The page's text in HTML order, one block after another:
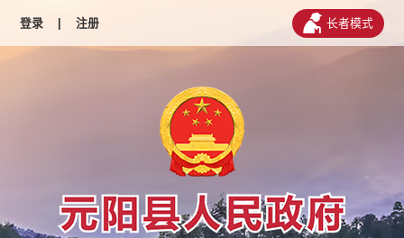
登录 | 注册 长者模式